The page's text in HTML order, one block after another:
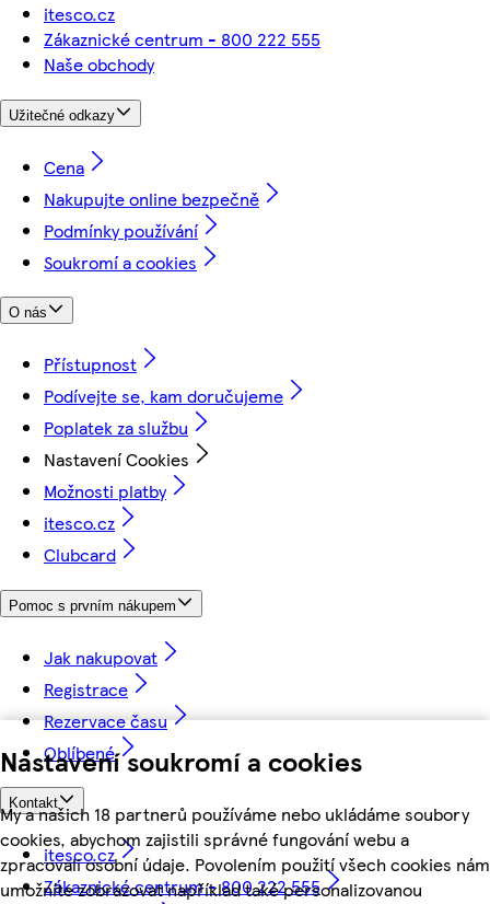
Nastavení soukromí a cookies
My a našich 18 partnerů používáme nebo ukládáme soubory
cookies, abychom zajistili správné fungování webu a
zpracovali osobní údaje. Povolením použití všech cookies nám
umožníte zobrazovat například také personalizovanou
itesco.cz
Zákaznické centrum - 800 222 555
Naše obchody
Užitečné odkazy
Cena
Nakupujte online bezpečně
Podmínky používání
Soukromí a cookies
O nás
Přístupnost
Podívejte se, kam doručujeme
Poplatek za službu
Nastavení Cookies
Možnosti platby
itesco.cz
Clubcard
Pomoc s prvním nákupem
Jak nakupovat
Registrace
Rezervace času
Oblíbené
Kontakt
itesco.cz
Zákaznické centrum - 800 222 555